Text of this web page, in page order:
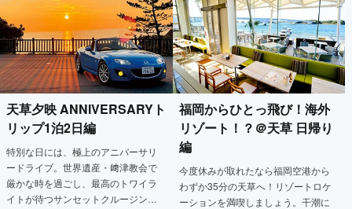
天草夕映 ANNIVERSARYト
リップ1泊2日編
特別な日には、極上のアニバーサリ
ードライブ。世界遺産・﨑津教会で
厳かな時を過ごし、最高のトワイラ
イトが待つサンセットクルージン…
福岡からひとっ飛び！ 海外
リゾート！？＠天草 日帰り
編
今度休みが取れたなら福岡空港から
わずか35分の天草へ！リゾートロケ
ーションを満喫しましょう。干潮に